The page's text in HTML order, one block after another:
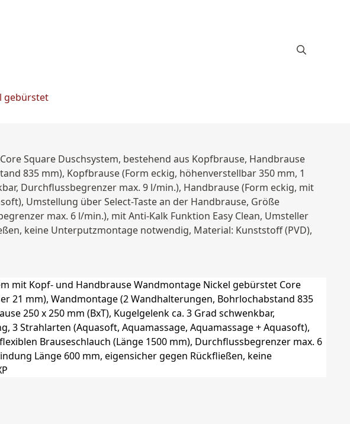
gebürstet
Square Duschsystem, bestehend aus Kopfbrause, Handbrause
835 mm), Kopfbrause (Form eckig, höhenverstellbar 350 mm, 1
Durchflussbegrenzer max. 9 l/min.), Handbrause (Form eckig, mit
Umstellung über Select-Taste an der Handbrause, Größe
max. 6 l/min.), mit Anti-Kalk Funktion Easy Clean, Umsteller
keine Unterputzmontage notwendig, Material: Kunststoff (PVD),